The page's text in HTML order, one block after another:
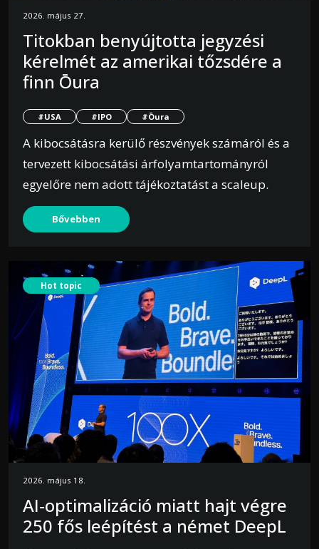
2026. május 27.
Titokban benyújtotta jegyzési
kérelmét az amerikai tőzsdére a
finn Ōura
#USA #IPO #Ōura
A kibocsátásra kerülő részvények számáról és a
tervezett kibocsátási árfolyamtartományról
egyelőre nem adott tájékoztatást a scaleup.
Bővebben
Hot topic
2026. május 18.
AI-optimalizáció miatt hajt végre
250 fős leépítést a német DeepL